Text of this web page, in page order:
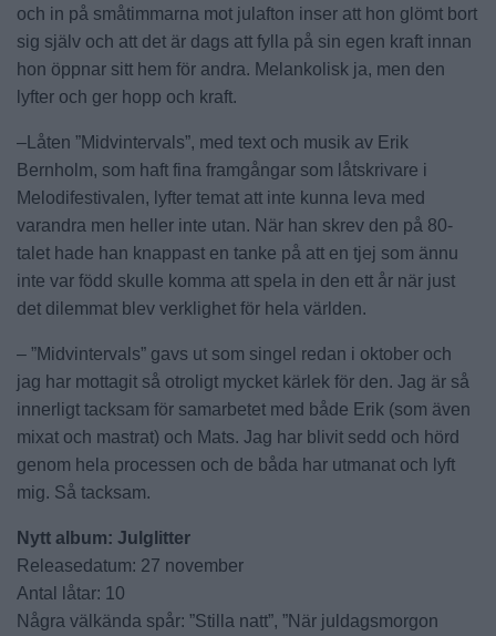
och in på småtimmarna mot julafton inser att hon glömt bort
sig själv och att det är dags att fylla på sin egen kraft innan
hon öppnar sitt hem för andra. Melankolisk ja, men den
lyfter och ger hopp och kraft.
–Låten ”Midvintervals”, med text och musik av Erik
Bernholm, som haft fina framgångar som låtskrivare i
Melodifestivalen, lyfter temat att inte kunna leva med
varandra men heller inte utan. När han skrev den på 80-
talet hade han knappast en tanke på att en tjej som ännu
inte var född skulle komma att spela in den ett år när just
det dilemmat blev verklighet för hela världen.
– ”Midvintervals” gavs ut som singel redan i oktober och
jag har mottagit så otroligt mycket kärlek för den. Jag är så
innerligt tacksam för samarbetet med både Erik (som även
mixat och mastrat) och Mats. Jag har blivit sedd och hörd
genom hela processen och de båda har utmanat och lyft
mig. Så tacksam.
Nytt album: Julglitter
Releasedatum: 27 november
Antal låtar: 10
Några välkända spår: ”Stilla natt”, ”När juldagsmorgon